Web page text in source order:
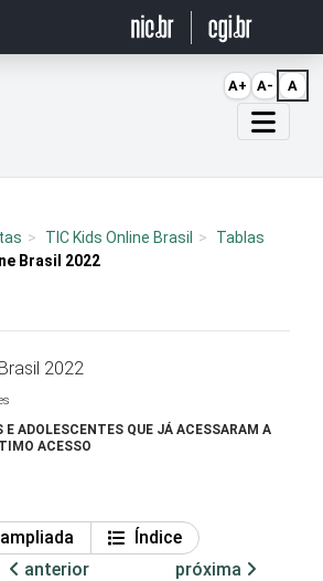
TIC Kids Online Brasil
Tablas
Brasil 2022
2022
ADOLESCENTES QUE JÁ ACESSARAM A
ACESSO
Índice
anterior
próxima
A+ A- A